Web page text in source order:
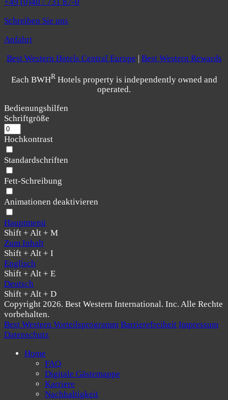
Schreiben Sie uns
Anfahrt
Best Western Hotels Central Europe | Best Western Rewards
Each BWHRHotels property is independently owned and
operated.
Bedienungshilfen
Schriftgröße
Hochkontrast
Standardschriften
Fett-Schreibung
Animationen deaktivieren
Hauptmenü
Shift + Alt + M
Zum Inhalt
Shift + Alt + I
Englisch
Shift + Alt + E
Deutsch
Shift + Alt + D
Copyright 2026. Best Western International. Inc. Alle Rechte
vorbehalten.
Best Western Vorteilsprogramm Barrierefreiheit Impressum
Datenschutz
Home
FAQ
Digitale Gästemappe
Karriere
Nachhaltigkeit